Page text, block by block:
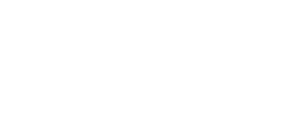
i Fredskoven Bogense